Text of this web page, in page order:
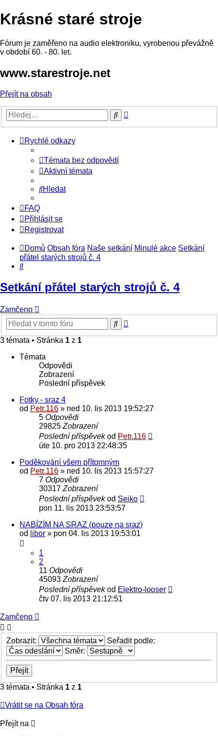
Krásné staré stroje
Fórum je zaměřeno na audio elektroniku, vyrobenou převážně
v období 60. - 80. let.
www.starestroje.net
Přejít na obsah
Hledat
Rychlé odkazy
Témata bez odpovědí
Aktivní témata
Hledat
FAQ
Přihlásit se
Registrovat
Domů Obsah fóra Naše setkání Minulé akce Setkání
přátel starých strojů č. 4
Hledat
Setkání přátel starých strojů č. 4
Zamčeno
Hledat
3 témata • Stránka 1 z 1
Témata
Odpovědi
Zobrazení
Poslední příspěvek
Fotky - sraz 4
od Petr.116 » ned 10. lis 2013 19:52:27
5 Odpovědi
29825 Zobrazení
Poslední příspěvekod Petr.116
úte 10. pro 2013 22:48:35
Poděkování všem přítomným
od Petr.116 » ned 10. lis 2013 15:57:27
7 Odpovědi
30317 Zobrazení
Poslední příspěvekod Seiko
pon 11. lis 2013 23:53:57
NABÍZÍM NA SRAZ (pouze na sraz)
od
libor » pon 04. lis 2013 19:53:01
1
2
11 Odpovědi
45093 Zobrazení
Poslední příspěvekod Elektro-looser
čtv 07. lis 2013 21:12:51
Zamčeno
Zobrazit:
Seřadit podle:
Směr:
3 témata • Stránka 1 z 1
Vrátit se na Obsah fóra
Přejít na